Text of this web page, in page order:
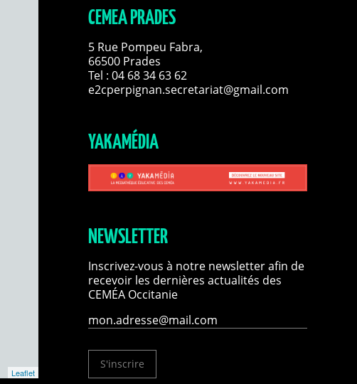
Leaflet
CEMEA PRADES
5 Rue Pompeu Fabra,
66500 Prades
Tel : 04 68 34 63 62
e2cperpignan.secretariat@gmail.com
YAKAMÉDIA
NEWSLETTER
Inscrivez-vous à notre newsletter afin de
recevoir les dernières actualités des
CEMÉA Occitanie
S'inscrire